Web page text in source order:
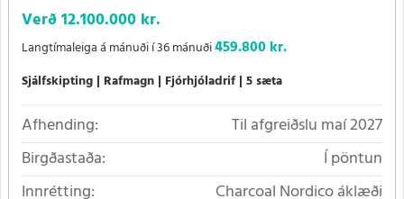
Verð12.100.000 kr.
Langtímaleiga á mánuði í 36 mánuði459.800 kr.
Sjálfskipting Rafmagn Fjórhjóladrif 5 sæta
Afhending:
Til afgreiðslu maí 2027
Birgðastaða:
Í pöntun
Innrétting:
Charcoal Nordico áklæði